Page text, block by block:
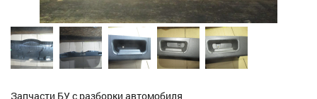
Запчасти БУ с разборки автомобиля